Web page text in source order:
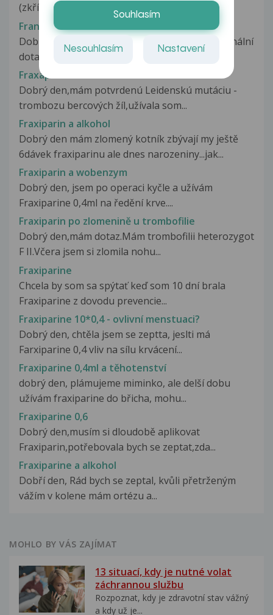
(zkřížení renální tepny na horním kalichu)....
Francovka a kontrola varlat
Dobrý den, předem se omlouvám za možná banální
dotaz, nicméně jsem neurotik...
Fraxaparin
Dobrý den,mám potvrdenú Leidenskú mutáciu -
trombozu bercových žíl,užívala som...
Fraxiparin a alkohol
Dobrý den mám zlomený kotník zbývají my ještě
6dávek fraxiparinu ale dnes narozeniny...jak...
Fraxiparin a wobenzym
Dobrý den, jsem po operaci kyčle a užívám
Fraxiparine 0,4ml na ředění krve....
Fraxiparin po zlomenině u trombofilie
Dobrý den,mám dotaz.Mám trombofilii heterozygot
F II.Včera jsem si zlomila nohu...
Fraxiparine
Chcela by som sa spýtať keď som 10 dní brala
Fraxiparine z dovodu prevencie...
Fraxiparine 10*0,4 - ovlivní menstuaci?
Dobrý den, chtěla jsem se zeptta, jeslti má
Farxiparine 0,4 vliv na sílu krvácení...
Fraxiparine 0,4ml a těhotenství
dobrý den, plámujeme miminko, ale delší dobu
užívám fraxiparine do břicha, mohu...
Fraxiparine 0,6
Dobrý den,musím si dloudobě aplikovat
Fraxiparin,potřebovala bych se zeptat,zda...
Fraxiparine a alkohol
Dobří den, Rád bych se zeptal, kvůli přetrženým
vážím v kolene mám ortézu a...
MOHLO BY VÁS ZAJÍMAT
13 situací, kdy je nutné volat
záchrannou službu
Rozpoznat, kdy je zdravotní stav vážný
a kdy už je...
Souhlasím
Nesouhlasím Nastavení